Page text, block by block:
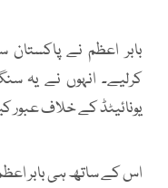
کرلیے۔ انہوں نے یہ
یونائیٹڈ کے خلاف عبور
اس کے ساتھ ہی بابر